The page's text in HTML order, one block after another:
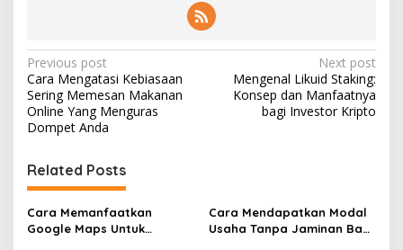
Post
navigation
Previous post
Cara Mengatasi Kebiasaan
Sering Memesan Makanan
Online Yang Menguras
Dompet Anda
Next post
Mengenal Likuid Staking:
Konsep dan Manfaatnya
bagi Investor Kripto
Related Posts
Cara Memanfaatkan
Google Maps Untuk
Cara Mendapatkan Modal
Usaha Tanpa Jaminan Bagi